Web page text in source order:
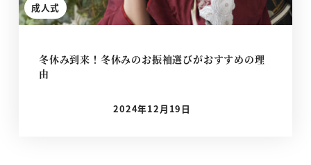
成人式
冬休み到来！冬休みのお振袖選びがおすすめの理
由
投稿日
2024年12月19日